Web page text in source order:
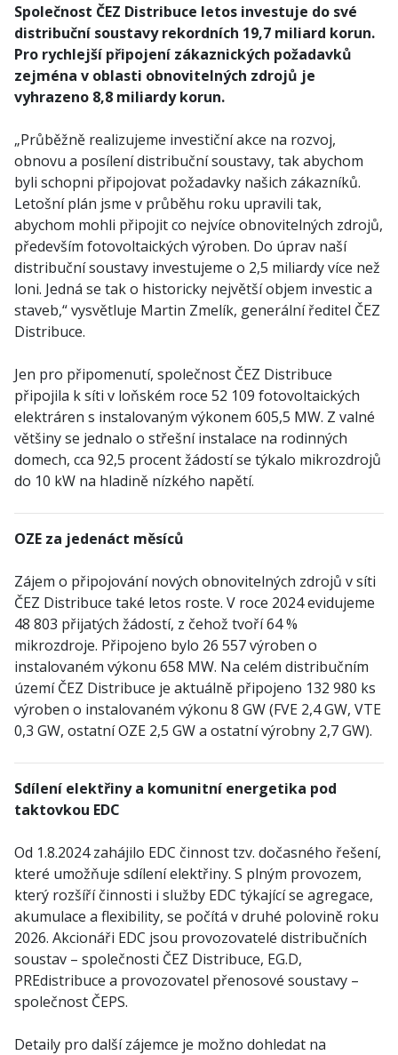
Společnost ČEZ Distribuce letos investuje do své
distribuční soustavy rekordních 19,7 miliard korun.
Pro rychlejší připojení zákaznických požadavků
zejména v oblasti obnovitelných zdrojů je
vyhrazeno 8,8 miliardy korun.
„Průběžně realizujeme investiční akce na rozvoj,
obnovu a posílení distribuční soustavy, tak abychom
byli schopni připojovat požadavky našich zákazníků.
Letošní plán jsme v průběhu roku upravili tak,
abychom mohli připojit co nejvíce obnovitelných zdrojů,
především fotovoltaických výroben. Do úprav naší
distribuční soustavy investujeme o 2,5 miliardy více než
loni. Jedná se tak o historicky největší objem investic a
staveb,“ vysvětluje Martin Zmelík, generální ředitel ČEZ
Distribuce.
Jen pro připomenutí, společnost ČEZ Distribuce
připojila k síti v loňském roce 52 109 fotovoltaických
elektráren s instalovaným výkonem 605,5 MW. Z valné
většiny se jednalo o střešní instalace na rodinných
domech, cca 92,5 procent žádostí se týkalo mikrozdrojů
do 10 kW na hladině nízkého napětí.
OZE za jedenáct měsíců
Zájem o připojování nových obnovitelných zdrojů v síti
ČEZ Distribuce také letos roste. V roce 2024 evidujeme
48 803 přijatých žádostí, z čehož tvoří 64 %
mikrozdroje. Připojeno bylo 26 557 výroben o
instalovaném výkonu 658 MW. Na celém distribučním
území ČEZ Distribuce je aktuálně připojeno 132 980 ks
výroben o instalovaném výkonu 8 GW (FVE 2,4 GW, VTE
0,3 GW, ostatní OZE 2,5 GW a ostatní výrobny 2,7 GW).
Sdílení elektřiny a komunitní energetika pod
taktovkou EDC
Od 1.8.2024 zahájilo EDC činnost tzv. dočasného řešení,
které umožňuje sdílení elektřiny. S plným provozem,
který rozšíří činnosti i služby EDC týkající se agregace,
akumulace a flexibility, se počítá v druhé polovině roku
2026. Akcionáři EDC jsou provozovatelé distribučních
soustav – společnosti ČEZ Distribuce, EG.D,
PREdistribuce a provozovatel přenosové soustavy –
společnost ČEPS.
Detaily pro další zájemce je možno dohledat na